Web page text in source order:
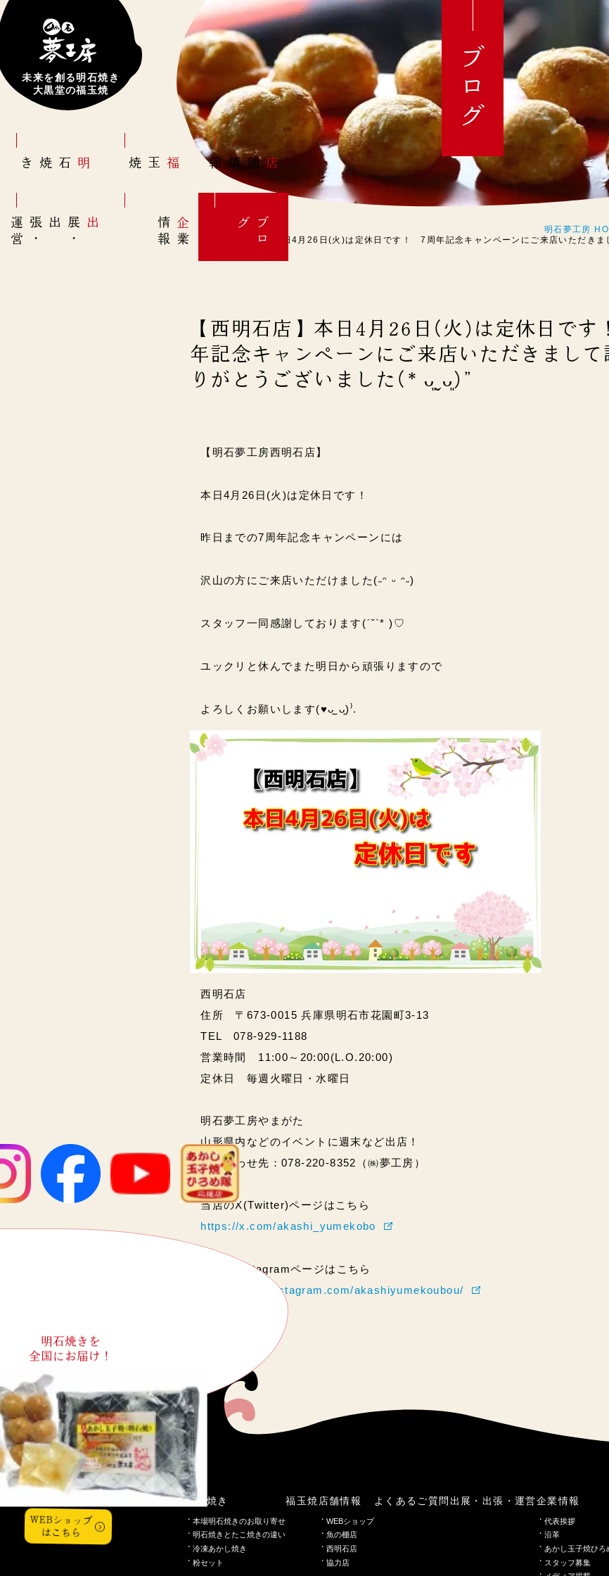
未来を創る明石焼き
大黒堂の福玉焼
明石焼き 福玉焼 店舗情報
出展
・
出張
・
運
営
企
業
情
報
ブ
ロ
グ
明石焼きを
全国にお届け！
WEBショップ
はこちら
ブログ
明石夢工房
【西明石店】本日4月26日(火)は定休日です！ 7周年記念キャンペーンにご来店いただき
【西明石店】本日4月26日(火)は定休日で
年記念キャンペーンにご来店いただきまして
りがとうございました(* ᴗ͈ˬᴗ͈)”
【明石夢工房西明石店】
本日4月26日(火)は定休日です！
昨日までの7周年記念キャンペーンには
沢山の方にご来店いただけました(˶ᵔ ᵕ ᵔ˶)
スタッフ一同感謝しております(ˊ˘ˋ* )♡
ユックリと休んでまた明日から頑張りますので
よろしくお願いします(♥︎︎ᴗ͈ˬᴗ͈)⁾.
西明石店
住所 〒673-0015 兵庫県明石市花園町3-13
TEL 078-929-1188
営業時間 11:00～20:00(L.O.20:00)
定休日 毎週火曜日・水曜日
明石夢工房やまがた
山形県内などのイベントに週末など出店！
問い合わせ先：078-220-8352（㈱夢工房）
当店のX(Twitter)ページはこちら
https://x.com/akashi_yumekobo
当店のInstagramページはこちら
https://www.instagram.com/akashiyumekoubou/
こだわり明石焼き
本場明石焼きのお取り寄せ
明石焼きとたこ焼きの違い
冷凍あかし焼き
粉セット
福玉焼 店舗情報
WEBショップ
魚の棚店
西明石店
協力店
よくあるご質問出展・出張・運営企業情報
代表挨拶
沿革
あかし玉子焼ひろ
スタッフ募集